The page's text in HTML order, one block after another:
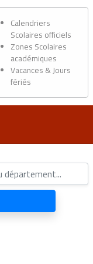
Calendriers
Scolaires officiels
Zones Scolaires
académiques
Vacances & Jours
fériés